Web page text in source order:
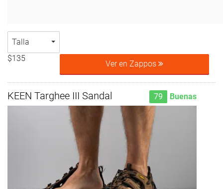
Talla
$135
Ver en Zappos
KEEN Targhee III Sandal 79 Buenas